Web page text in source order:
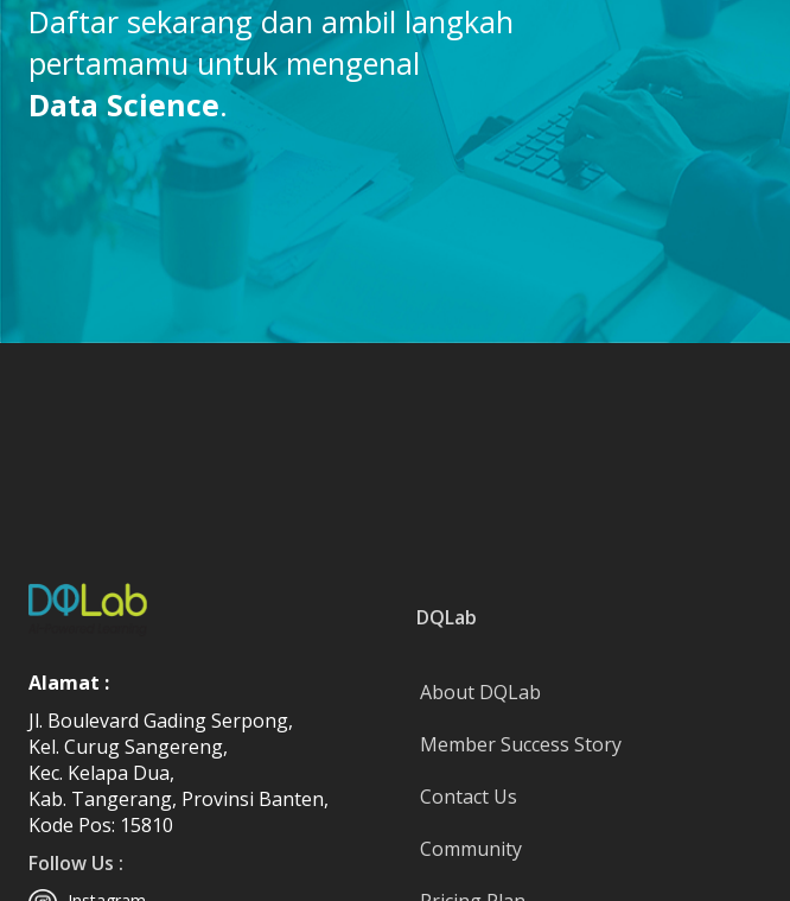
Daftar sekarang dan ambil langkah
pertamamu untuk mengenal
Data Science.
Alamat :
Jl. Boulevard Gading Serpong,
Kel. Curug Sangereng,
Kec. Kelapa Dua,
Kab. Tangerang, Provinsi Banten,
Kode Pos: 15810
Follow Us :
DQLab
About DQLab
Member Success Story
Contact Us
Community